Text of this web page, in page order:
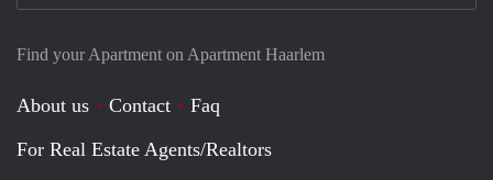
Find your Apartment on Apartment Haarlem
About us Contact
Faq
For Real Estate Agents/Realtors